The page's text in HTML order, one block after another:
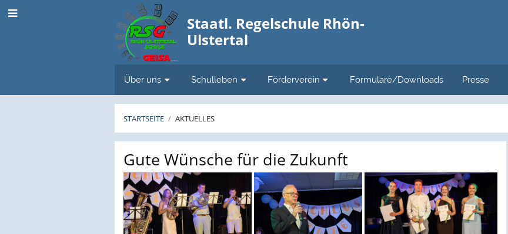
Staatl. Regelschule Rhön-
Ulstertal
Über uns Schulleben Förderverein Formulare/Downloads Presse
STARTSEITE / AKTUELLES
Aktuelles
Gute Wünsche für die Zukunft